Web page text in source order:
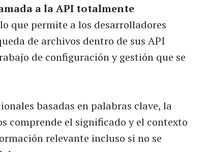
a la API totalmente
que permite a los desarrolladores
de archivos dentro de sus API
de configuración y gestión que se
basadas en palabras clave, la
comprende el significado y el contexto
relevante incluso si no se